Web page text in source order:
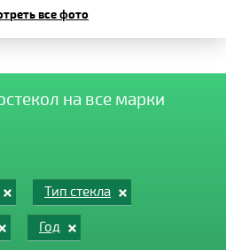
все фото
на все марки
Тип стекла
Год